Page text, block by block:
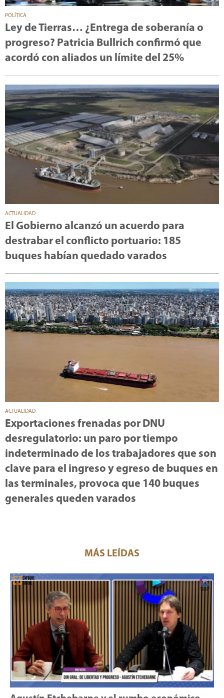
POLÍTICA
Ley de Tierras… ¿Entrega de soberanía o
progreso? Patricia Bullrich confirmó que
acordó con aliados un límite del 25%
ACTUALIDAD
El Gobierno alcanzó un acuerdo para
destrabar el conflicto portuario: 185
buques habían quedado varados
ACTUALIDAD
Exportaciones frenadas por DNU
desregulatorio: un paro por tiempo
indeterminado de los trabajadores que son
clave para el ingreso y egreso de buques en
las terminales, provoca que 140 buques
generales queden varados
MÁS LEÍDAS